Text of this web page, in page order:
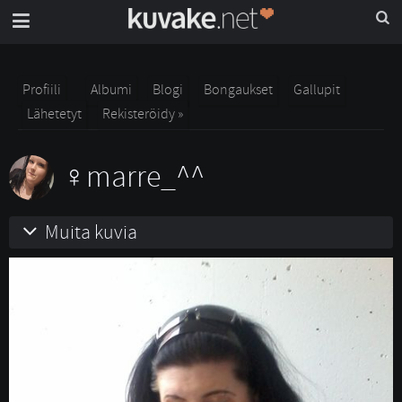
Profiili Albumi Blogi Bongaukset
Gallupit
Lähetetyt
Rekisteröidy »
marre_^^
Muita kuvia